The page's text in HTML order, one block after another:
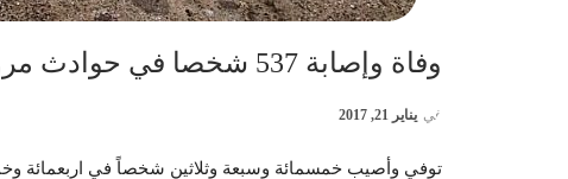
وفاة وإصابة 537 شخصا في حوادث مرورية خلال الأسبوع الماضي
في يناير 21, 2017
توفي وأصيب خمسمائة وسبعة وثلاثين شخصاً في اربعمائة